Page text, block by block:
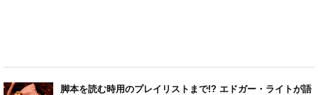
脚本を読む時用のプレイリストまで!? エドガー・ライトが語